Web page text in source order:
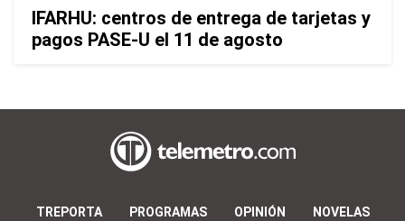
IFARHU: centros de entrega de tarjetas y
pagos PASE-U el 11 de agosto
TREPORTA PROGRAMAS OPINIÓN NOVELAS